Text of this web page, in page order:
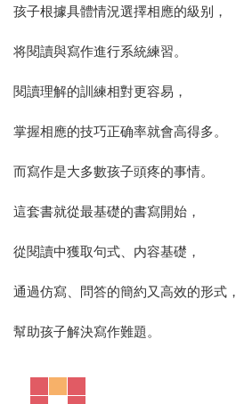
孩子根據具體情況選擇相應的級别，
将閱讀與寫作進行系統練習。
閱讀理解的訓練相對更容易，
掌握相應的技巧正确率就會高得多。
而寫作是大多數孩子頭疼的事情。
這套書就從最基礎的書寫開始，
從閱讀中獲取句式、内容基礎，
通過仿寫、問答的簡約又高效的形式，
幫助孩子解決寫作難題。